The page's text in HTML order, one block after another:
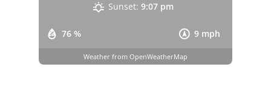
76 % 9 mph
Sunset: 9:07 pm
Weather from OpenWeatherMap